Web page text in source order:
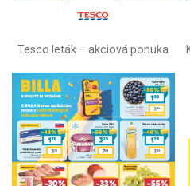
Tesco leták – akciová ponuka